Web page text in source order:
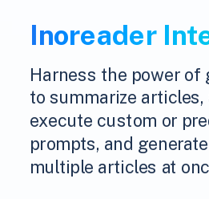
Inoreader
Harness the power of
to summarize
execute custom or
prompts, and
multiple articles at